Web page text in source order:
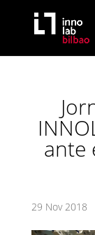
ante
29 Nov 2018